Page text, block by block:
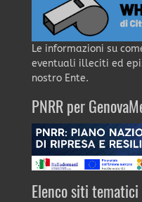
Le informazioni su
eventuali illeciti ed
nostro Ente.
PNRR per
Elenco siti tematici